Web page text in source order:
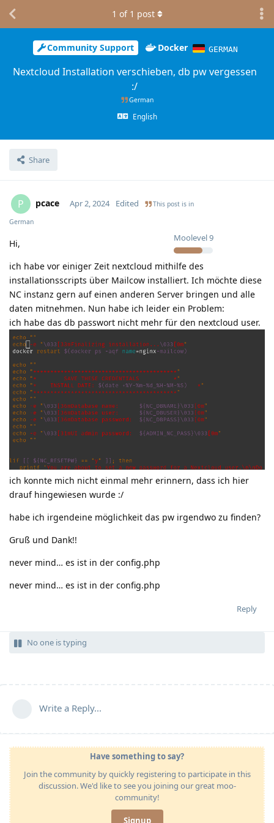
Community Support Docker GERMAN
Nextcloud Installation verschieben, db pw vergessen
:/
German
English
Share
1 of 1 post
P pcace
Moolevel9
Apr 2, 2024 Edited This post is in
German
Hi,
ich habe vor einiger Zeit nextcloud mithilfe des
installationsscripts über Mailcow installiert. Ich möchte diese
NC instanz gern auf einen anderen Server bringen und alle
daten mitnehmen. Nun habe ich leider ein Problem:
ich habe das db passwort nicht mehr für den nextcloud user.
ich konnte mich nicht einmal mehr erinnern, dass ich hier
drauf hingewiesen wurde :/
habe ich irgendeine möglichkeit das pw irgendwo zu finden?
Gruß und Dank!!
never mind… es ist in der config.php
never mind… es ist in der config.php
Reply
No one is typing
Write a Reply...
Have something to say?
Join the community by quickly registering to participate in this
discussion. We'd like to see you joining our great moo-
community!
Signup